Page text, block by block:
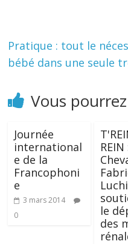
Pratique : tout le
bébé dans une seule
Vous
Journée
international
e de la
Francophoni
e
3 mars 2014
0
le
des